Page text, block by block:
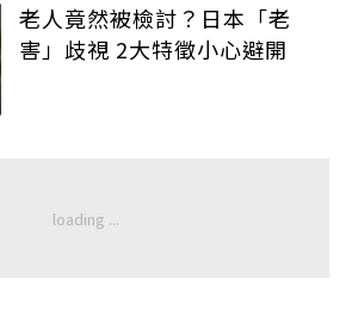
老人竟然被檢討？日本「老
害」歧視 2大特徵小心避開